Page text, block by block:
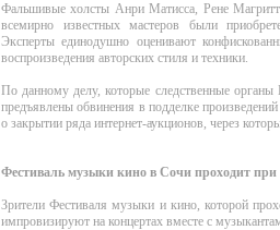
Фальшивые холсты Анри Матисса, Рене
всемирно известных мастеров были
Эксперты единодушно оценивают
воспроизведения авторских стиля и техники.
По данному делу, которые следственные
предъявлены обвинения в подделке
о закрытии ряда интернет-аукционов, через
Фестиваль музыки кино в Сочи проходит при
Зрители Фестиваля музыки и кино, которой
импровизируют на концертах вместе с